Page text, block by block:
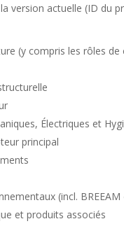
version actuelle (ID du
(y compris les rôles
Électriques et
principal
(incl. BREEAM
et produits associés